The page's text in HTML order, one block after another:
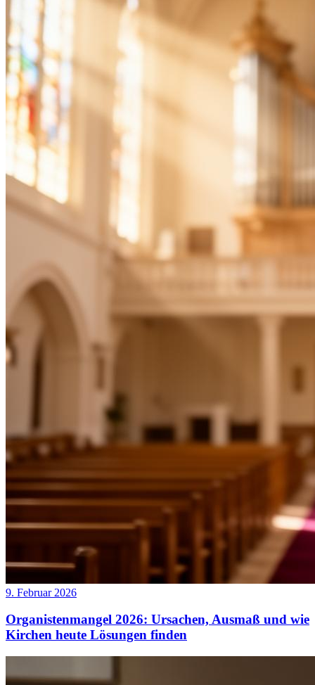
9. Februar 2026
Organistenmangel 2026: Ursachen, Ausmaß und wie
Kirchen heute Lösungen finden